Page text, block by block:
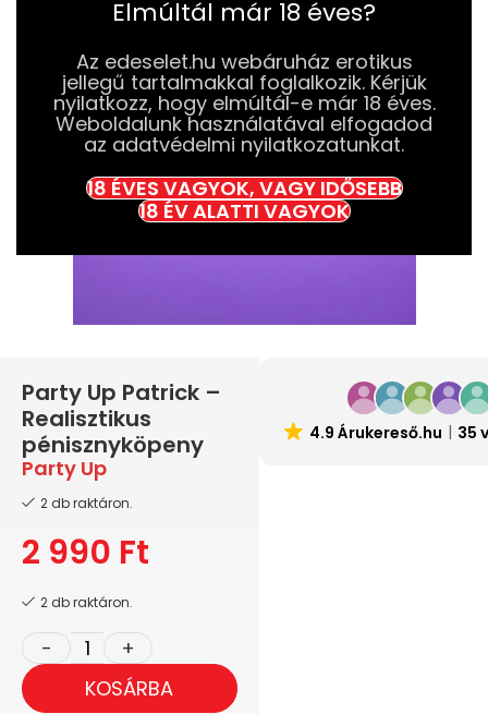
Elmúltál már 18 éves?
Az edeselet.hu webáruház erotikus
jellegű tartalmakkal foglalkozik. Kérjük
nyilatkozz, hogy elmúltál-e már 18 éves.
Weboldalunk használatával elfogadod
az adatvédelmi nyilatkozatunkat.
18 ÉVES VAGYOK, VAGY IDŐSEBB
18 ÉV ALATTI VAGYOK
Party Up Patrick –
Realisztikus
pénisznyköpeny
Party Up
2 db raktáron.
2 990 Ft
2 db raktáron.
KOSÁRBA
4.9 Árukereső.hu 35